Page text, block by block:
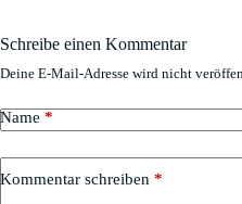
Schreibe einen Kommentar
Deine E-Mail-Adresse wird nicht
Name *
Kommentar schreiben *
A
t
e
r
n